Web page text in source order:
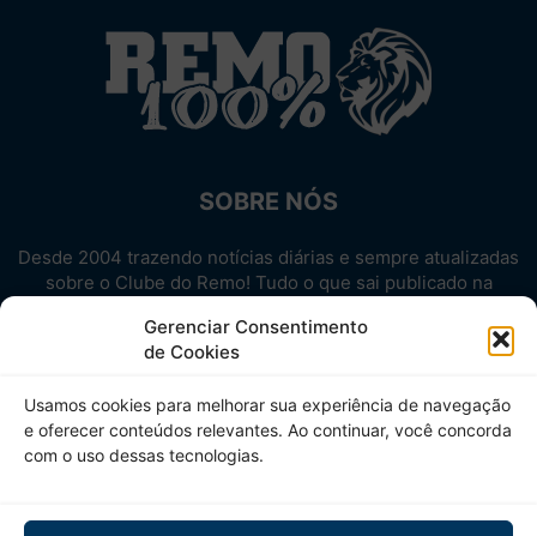
Gerenciar Consentimento
de Cookies
Usamos cookies para melhorar sua experiência de navegação
e oferecer conteúdos relevantes. Ao continuar, você concorda
com o uso dessas tecnologias.
SOBRE NÓS
Desde 2004 trazendo notícias diárias e sempre atualizadas
sobre o Clube do Remo! Tudo o que sai publicado na
Aproveite! Site não-oficial.
SIGA-NOS